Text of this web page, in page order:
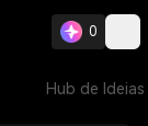
0
Hub de Ideias